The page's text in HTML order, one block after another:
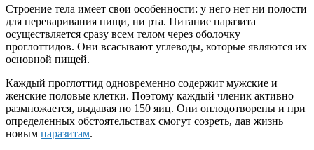
Строение тела имеет свои особенности: у него нет ни полости
для переваривания пищи, ни рта. Питание паразита
осуществляется сразу всем телом через оболочку
проглоттидов. Они всасывают углеводы, которые являются их
основной пищей.
Каждый проглоттид одновременно содержит мужские и
женские половые клетки. Поэтому каждый членик активно
размножается, выдавая по 150 яиц. Они оплодотворены и при
определенных обстоятельствах смогут созреть, дав жизнь
новым паразитам.